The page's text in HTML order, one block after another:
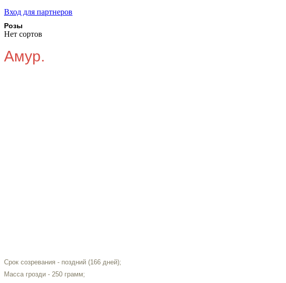
Вход для партнеров
Розы
Нет сортов
Амур.
Срок созревания - поздний (166 дней);
Масса грозди - 250 грамм;